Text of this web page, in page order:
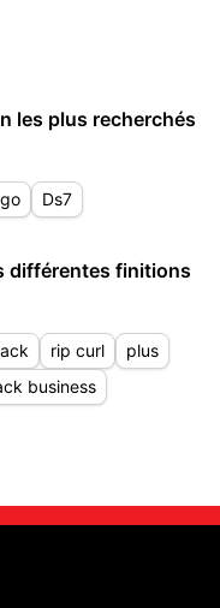
les plus recherchés
Ds7
différentes finitions
rip curl
plus
business